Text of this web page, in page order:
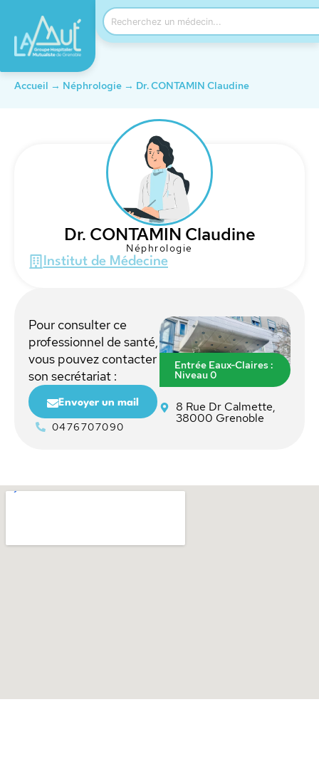
Accueil → Néphrologie → Dr. CONTAMIN Claudine
Dr. CONTAMIN Claudine
Néphrologie
Institut de Médecine
Pour consulter ce
professionnel de santé,
vous pouvez contacter
son secrétariat :
Envoyer un mail
0476707090
Entrée Eaux-Claires :
Niveau 0
8 Rue Dr Calmette,
38000 Grenoble